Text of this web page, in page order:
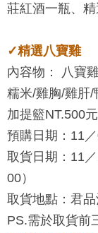
莊紅酒一瓶、
✓精選八寶
內容物： 八寶
糯米/雞胸/雞肝/
加提籃NT.500元
預購日期：11
取貨日期：11
00）
取貨地點：君
PS.需於取貨前